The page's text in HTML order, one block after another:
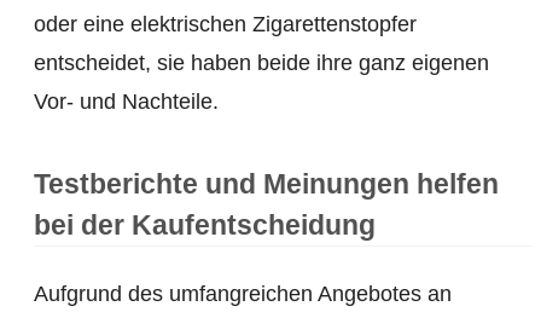
oder eine elektrischen Zigarettenstopfer
entscheidet, sie haben beide ihre ganz eigenen
Vor- und Nachteile.
Testberichte und Meinungen helfen
bei der Kaufentscheidung
Aufgrund des umfangreichen Angebotes an